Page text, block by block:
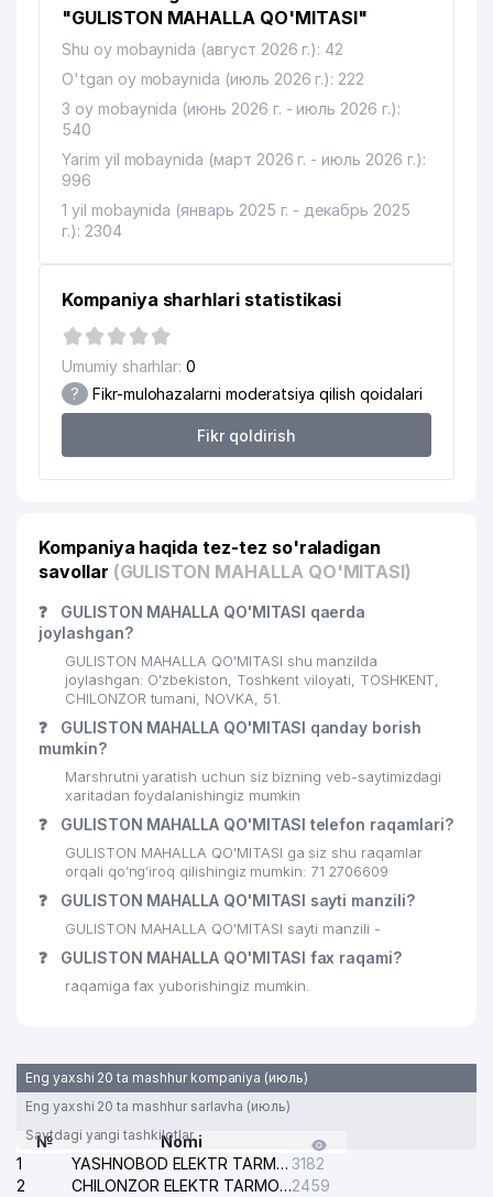
12
MChJ
"GULISTON MAHALLA QO'MITASI"
Shu oy mobaynida (август 2026 г.): 42
O'tgan oy mobaynida (июль 2026 г.): 222
3 oy mobaynida (июнь 2026 г. - июль 2026 г.):
540
Yarim yil mobaynida (март 2026 г. - июль 2026 г.):
996
1 yil mobaynida (январь 2025 г. - декабрь 2025
г.): 2304
Kompaniya sharhlari statistikasi
Umumiy sharhlar: 0
? Fikr-mulohazalarni moderatsiya qilish qoidalari
Fikr qoldirish
Kompaniya haqida tez-tez so'raladigan
savollar (GULISTON MAHALLA QO'MITASI)
❓
GULISTON MAHALLA QO'MITASI qaerda
joylashgan?
GULISTON MAHALLA QO'MITASI shu manzilda
joylashgan: O'zbekiston, Toshkent viloyati, TOSHKENT,
CHILONZOR tumani, NOVKA, 51.
❓
GULISTON MAHALLA QO'MITASI qanday borish
mumkin?
Marshrutni yaratish uchun siz bizning veb-saytimizdagi
xaritadan foydalanishingiz mumkin
❓ GULISTON MAHALLA QO'MITASI telefon raqamlari?
GULISTON MAHALLA QO'MITASI ga siz shu raqamlar
orqali qo’ng’iroq qilishingiz mumkin: 71 2706609
❓ GULISTON MAHALLA QO'MITASI sayti manzili?
GULISTON MAHALLA QO'MITASI sayti manzili -
❓ GULISTON MAHALLA QO'MITASI fax raqami?
raqamiga fax yuborishingiz mumkin.
Eng yaxshi 20 ta mashhur kompaniya (июль)
Eng yaxshi 20 ta mashhur sarlavha (июль)
Saytdagi yangi tashkilotlar
№
Nomi
1
YASHNOBOD ELEKTR TARMOG'I NOSOZLIKLARI XIZMATI 3182
2
CHILONZOR ELEKTR TARMOG'I NOSOZLIK XIZMATI2459